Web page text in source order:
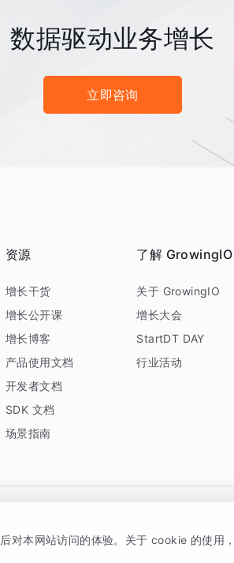
数据驱动业务增长
立即咨询
资源
增长干货
增长公开课
增长博客
产品使用文档
开发者文档
SDK 文档
场景指南
了解 GrowingIO
关于 GrowingIO
增长大会
StartDT DAY
行业活动
本网站访问的体验。关于 cookie 的使用